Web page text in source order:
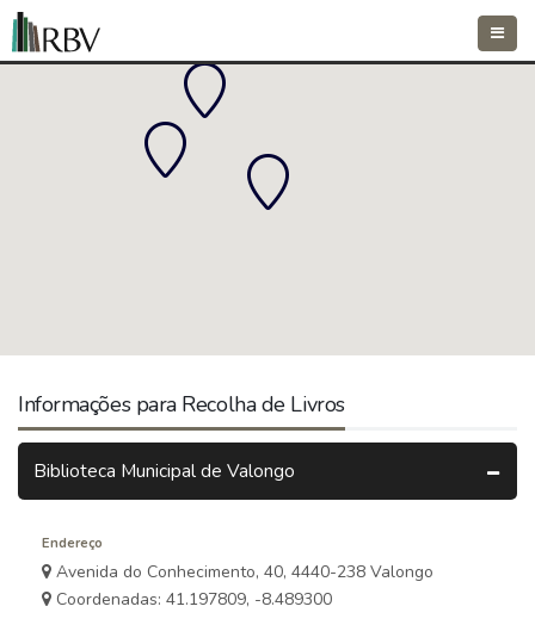
Toggle
Informações para Recolha de Livros
Biblioteca Municipal de Valongo
Endereço
Avenida do Conhecimento, 40, 4440-238 Valongo
Coordenadas: 41.197809, -8.489300